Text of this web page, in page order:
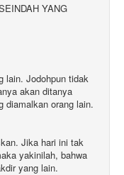
YANG
lain. Jodohpun tidak
akan ditanya
diamalkan orang lain.
Jika hari ini tak
yakinilah, bahwa
yang lain.